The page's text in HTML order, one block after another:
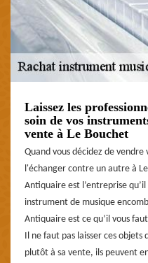
Laissez les
soin de vos
vente à Le Bouchet
Quand vous décidez de
l'échanger contre un autre à
Antiquaire est l’entreprise
instrument de musique
Antiquaire est ce qu’il vous
Il ne faut pas laisser ces
plutôt à sa vente, ils peuvent